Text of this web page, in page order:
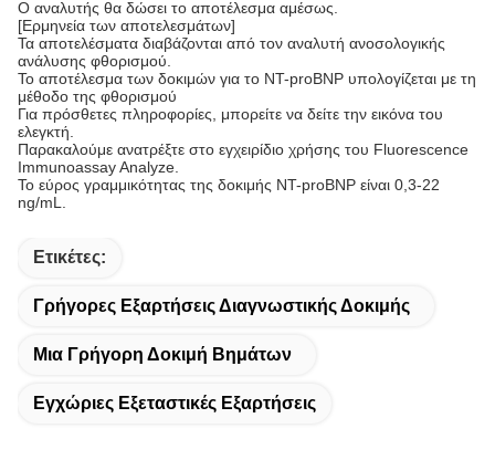
Ο αναλυτής θα δώσει το αποτέλεσμα αμέσως.
[Ερμηνεία των αποτελεσμάτων]
Τα αποτελέσματα διαβάζονται από τον αναλυτή ανοσολογικής
ανάλυσης φθορισμού.
Το αποτέλεσμα των δοκιμών για το NT-proBNP υπολογίζεται με τη
μέθοδο της φθορισμού
Για πρόσθετες πληροφορίες, μπορείτε να δείτε την εικόνα του
ελεγκτή.
Παρακαλούμε ανατρέξτε στο εγχειρίδιο χρήσης του Fluorescence
Immunoassay Analyze.
Το εύρος γραμμικότητας της δοκιμής NT-proBNP είναι 0,3-22
ng/mL.
Ετικέτες:
Γρήγορες Εξαρτήσεις Διαγνωστικής Δοκιμής
Μια Γρήγορη Δοκιμή Βημάτων
Εγχώριες Εξεταστικές Εξαρτήσεις